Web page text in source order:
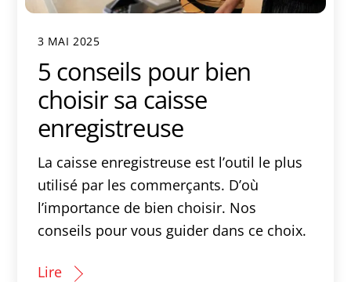
3 MAI 2025
5 conseils pour bien
choisir sa caisse
enregistreuse
La caisse enregistreuse est l’outil le plus
utilisé par les commerçants. D’où
l’importance de bien choisir. Nos
conseils pour vous guider dans ce choix.
Lire